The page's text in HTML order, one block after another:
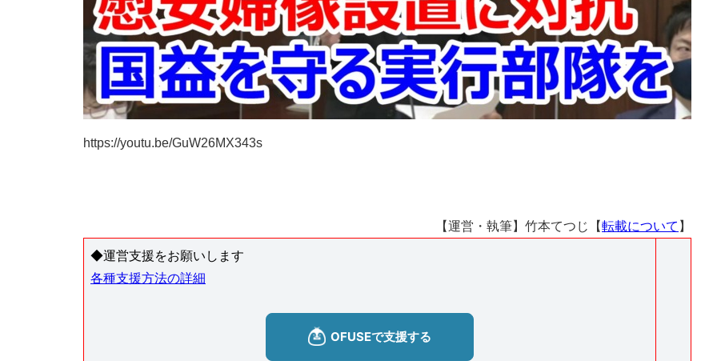
https://youtu.be/GuW26MX343s
【運営・執筆】竹本てつじ【転載について 】
◆運営支援をお願いします
各種支援方法の詳細